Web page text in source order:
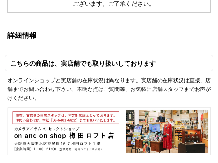
ございます。ご了承ください。
詳細情報
こちらの商品は、実店舗でも取り扱いしております
オンラインショップと実店舗の在庫状況は異なります。実店舗の在庫状況は直接、店
舗までお問い合わせ下さい。不明な点はご質問等、お気軽に店舗スタッフまでお声が
けください。